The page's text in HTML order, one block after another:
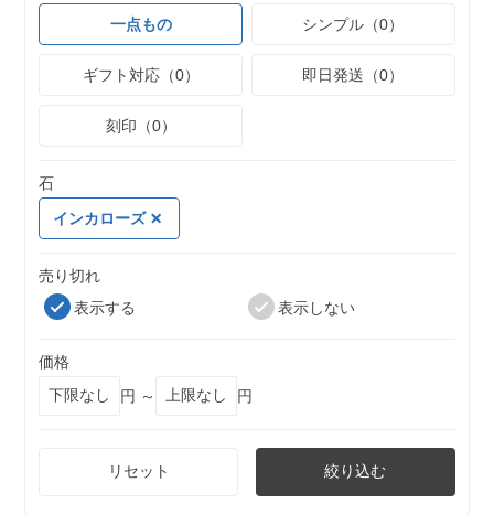
一点もの
シンプル（0）
ギフト対応（0） 即日発送（0）
刻印（0）
石
インカローズ
売り切れ
表示する
表示しない
価格
円 ～
円
リセット 絞り込む